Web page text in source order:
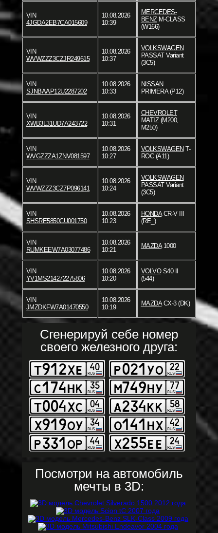
VIN
4JGDA2EB7CA015609
10.08.2026
10:39
MERCEDES-
BENZM-CLASS
(W166)
VIN
WVWZZZ3CZJR249615
10.08.2026
10:37
VOLKSWAGEN
PASSAT Variant
(3C5)
VIN
SJNBAAP12U2287202
10.08.2026
10:33
NISSAN
PRIMERA (P12)
VIN
XWB3L31UD7A243722
10.08.2026
10:31
CHEVROLET
MATIZ (M200,
M250)
VIN
WVGZZZA1ZNV081597
10.08.2026
10:27
VOLKSWAGENT-
ROC (A11)
VIN
WVWZZZ3CZ7P096141
10.08.2026
10:24
VOLKSWAGEN
PASSAT Variant
(3C5)
VIN
SHSRE5850CU001750
10.08.2026
10:23
HONDACR-V III
(RE_)
VIN
RUMKEEW7A03077486
10.08.2026
10:21
MAZDA1000
VIN
YV1MS214272275806
10.08.2026
10:20
VOLVOS40 II
(544)
VIN
JMZDKFW7A01470550
10.08.2026
10:19
MAZDACX-3 (DK)
Сгенерируй себе номер
своего железного друга:
Посмотри на автомобиль
мечты в 3D: